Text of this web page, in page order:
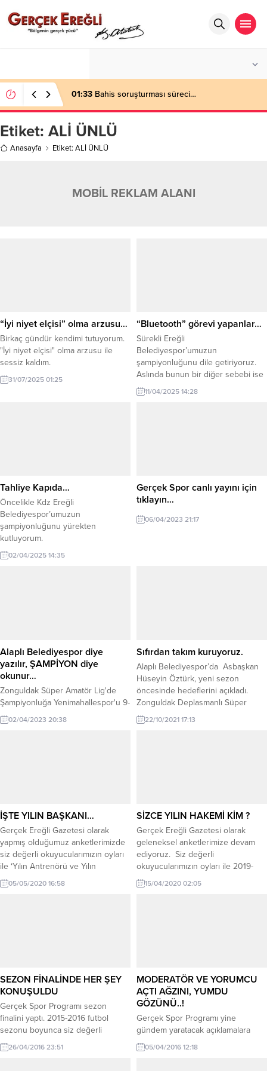
01:33 Bahis soruşturması süreci…
Etiket: ALİ ÜNLÜ
Anasayfa Etiket: ALİ ÜNLÜ
MOBİL REKLAM ALANI
“İyi niyet elçisi” olma arzusu…
Birkaç gündür kendimi tutuyorum.
"İyi niyet elçisi" olma arzusu ile
sessiz kaldım.
31/07/2025 01:25
“Bluetooth” görevi yapanlar…
Sürekli Ereğli
Belediyespor’umuzun
şampiyonluğunu dile getiriyoruz.
Aslında bunun bir diğer sebebi ise
şampiyon olmuş bir şehirde adeta
ölü toprağı havası olmasındandır.
11/04/2025 14:28
Tahliye Kapıda…
Öncelikle Kdz Ereğli
Belediyespor’umuzun
şampiyonluğunu yürekten
kutluyorum.
02/04/2025 14:35
Gerçek Spor canlı yayını için
tıklayın…
06/04/2023 21:17
Alaplı Belediyespor diye
yazılır, ŞAMPİYON diye
okunur…
Zonguldak Süper Amatör Lig'de
Şampiyonluğa Yenimahallespor'u 9-
0 yenen Alaplı Belediyespor ulaştı.
Alaplı gelecek sezon BAL'da
02/04/2023 20:38
Sıfırdan takım kuruyoruz.
Alaplı Belediyespor’da Asbaşkan
Hüseyin Öztürk, yeni sezon
öncesinde hedeflerini açıkladı.
Zonguldak Deplasmanlı Süper
Amatör Lig A Grubu’nda
mücadele edecek olan ve ilk hafta
ile ligde kalıcı bir takım kuracaklarını
belirtirken,...
22/10/2021 17:13
İŞTE YILIN BAŞKANI…
Gerçek Ereğli Gazetesi olarak
yapmış olduğumuz anketlerimizde
siz değerli okuyucularımızın oyları
ile ‘Yılın Antrenörü ve Yılın
Futbolcusu’nu belirlemiştik.
Gerçek Ereğli Gazetesi Spor Kurulu
ilişkilerini de ele aldık....
05/05/2020 16:58
SİZCE YILIN HAKEMİ KİM ?
Gerçek Ereğli Gazetesi olarak
geleneksel anketlerimize devam
ediyoruz. Siz değerli
okuyucularımızın oyları ile 2019-
2020 futbol sezonunda ‘Yılın En İyi
İl Hakemi’ni seçiyoruz. Gerçek
Yapılan...
15/04/2020 02:05
SEZON FİNALİNDE HER ŞEY
KONUŞULDU
Gerçek Spor Programı sezon
finalini yaptı. 2015-2016 futbol
sezonu boyunca siz değerli
okuyucularımız ile buluşan ve
bölge futbolunu ele alan Gerçek
26/04/2016 23:51
MODERATÖR VE YORUMCU
AÇTI AĞZINI, YUMDU
GÖZÜNÜ..!
Gerçek Spor Programı yine
gündem yaratacak açıklamalara
sahne oldu. Program Moderatörü
Kaan Kocaman ve Yorumcu Ali Ünlü
05/04/2016 12:18